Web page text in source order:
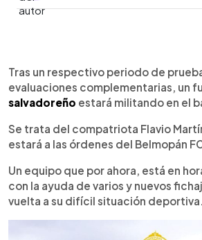
Escuchar artículo
Tras un respectivo periodo de
evaluaciones complementarias, un
salvadoreño estará militando en el
Se trata del compatriota Flavio
estará a las órdenes del Belmopán
Un equipo que por ahora, está en
con la ayuda de varios y nuevos
vuelta a su difícil situación deportiva.